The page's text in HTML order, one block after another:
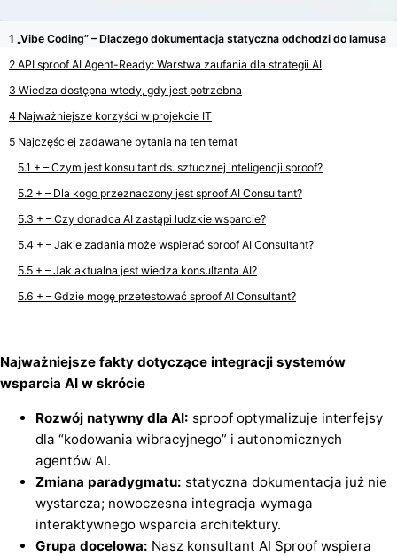
„Vibe Coding” – Dlaczego dokumentacja statyczna odchodzi do lamusa
API sproof AI Agent-Ready: Warstwa zaufania dla strategii AI
Wiedza dostępna wtedy, gdy jest potrzebna
Najważniejsze korzyści w projekcie IT
Najczęściej zadawane pytania na ten temat
+ – Czym jest konsultant ds. sztucznej inteligencji sproof?
+ – Dla kogo przeznaczony jest sproof AI Consultant?
+ – Czy doradca AI zastąpi ludzkie wsparcie?
+ – Jakie zadania może wspierać sproof AI Consultant?
+ – Jak aktualna jest wiedza konsultanta AI?
+ – Gdzie mogę przetestować sproof AI Consultant?
Najważniejsze fakty dotyczące integracji systemów
wsparcia AI w skrócie
Rozwój natywny dla AI: sproof optymalizuje interfejsy
dla “kodowania wibracyjnego” i autonomicznych
agentów AI.
Zmiana paradygmatu: statyczna dokumentacja już nie
wystarcza; nowoczesna integracja wymaga
interaktywnego wsparcia architektury.
Grupa docelowa: Nasz konsultant AI Sproof wspiera